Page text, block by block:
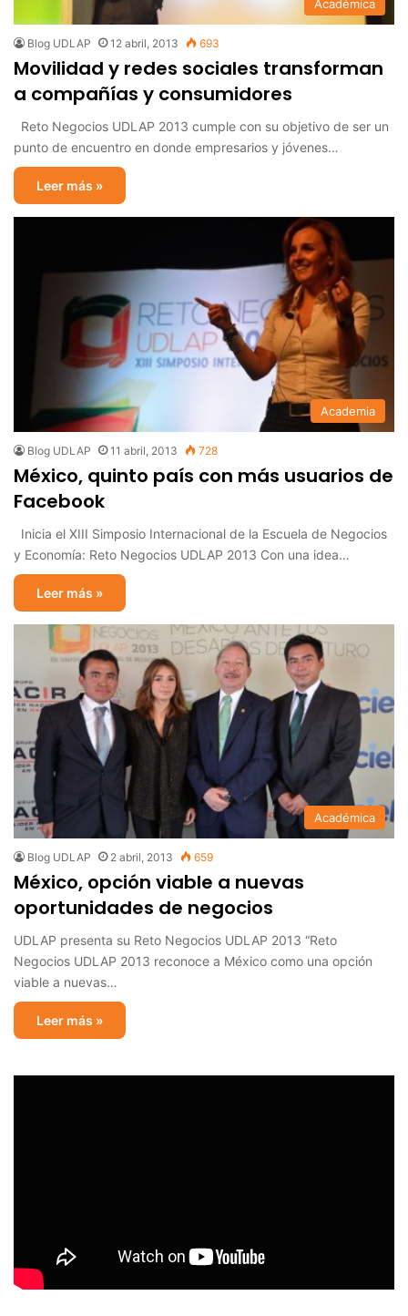
Académica
Blog UDLAP 12 abril, 2013 693
Movilidad y redes sociales transforman
a compañías y consumidores
Reto Negocios UDLAP 2013 cumple con su objetivo de ser un
punto de encuentro en donde empresarios y jóvenes…
Leer más »
Academia
Blog UDLAP 11 abril, 2013 728
México, quinto país con más usuarios de
Facebook
Inicia el XIII Simposio Internacional de la Escuela de Negocios
y Economía: Reto Negocios UDLAP 2013 Con una idea…
Leer más »
Académica
Blog UDLAP 2 abril, 2013 659
México, opción viable a nuevas
oportunidades de negocios
UDLAP presenta su Reto Negocios UDLAP 2013 “Reto
Negocios UDLAP 2013 reconoce a México como una opción
viable a nuevas…
Leer más »